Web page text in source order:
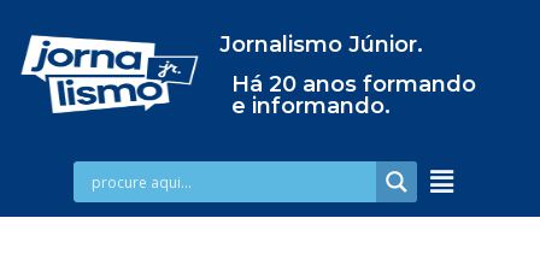
Jornalismo Júnior.
Há 20 anos formando
e informando.